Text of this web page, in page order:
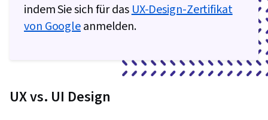
indem Sie sich für dasUX-Design-Zertifikat
von Googleanmelden.
UX vs. UI Design